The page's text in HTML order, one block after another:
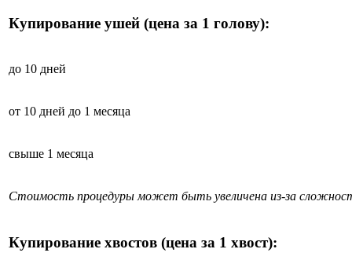
Купирование ушей (цена за 1 голову):
до 10 дней
от 10 дней до 1 месяца
свыше 1 месяца
Стоимость процедуры может быть увеличена из-за
Купирование хвостов (цена за 1 хвост):